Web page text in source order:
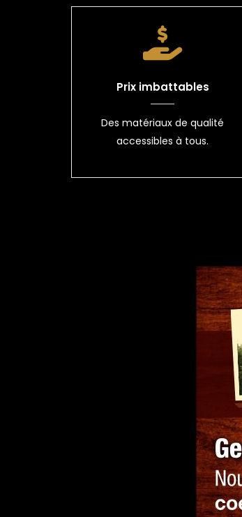
Prix imbattables
Des matériaux de qualité
accessibles à tous.